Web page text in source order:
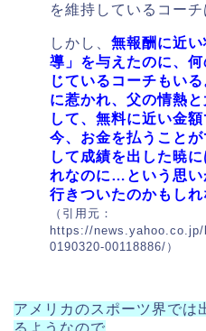
を維持しているコーチ
しかし、 無報酬に近
導」を与えたのに、
じているコーチもい
に惹かれ、父の情熱
して、無料に近い金額
今、お金を払うこと
して成績を出した暁
れなのに…という思い
行きついたのかもしれ
（引用元：
https://
0190320-00118886/）
アメリカのスポーツ界では
るようなので